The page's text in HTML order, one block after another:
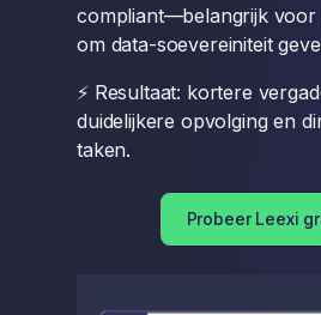
compliant—belangrijk voor
om data-soevereiniteit
⚡ Resultaat: kortere
duidelijkere opvolging en
taken.
Probeer Leexi